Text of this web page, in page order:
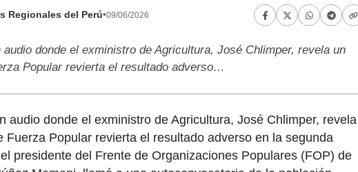
Regionales del Perú•09/06/2026
audio donde el exministro de Agricultura, José Chlimper, revela un
Popular revierta el resultado adverso…
audio donde el exministro de Agricultura, José Chlimper, revela
Fuerza Popular revierta el resultado adverso en la segunda
presidente del Frente de Organizaciones Populares (FOP) de